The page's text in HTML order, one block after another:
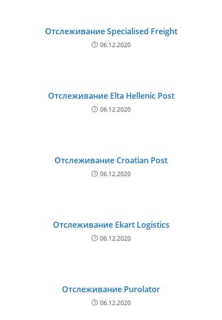
Отслеживание Specialised Freight
06.12.2020
Отслеживание Elta Hellenic Post
06.12.2020
Отслеживание Croatian Post
06.12.2020
Отслеживание Ekart Logistics
06.12.2020
Отслеживание Purolator
06.12.2020